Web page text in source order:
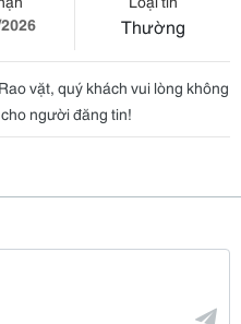
Thường
vặt, quý khách vui lòng không
người đăng tin!